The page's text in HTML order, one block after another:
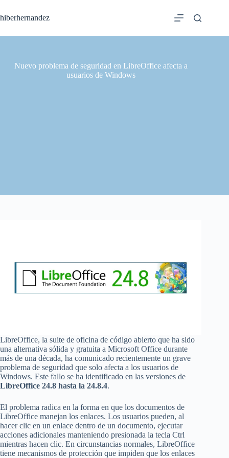
al
contenido
hiberhernandez
Nuevo problema de seguridad en LibreOffice afecta a
usuarios de Windows
LibreOffice, la suite de oficina de código abierto que ha sido
una alternativa sólida y gratuita a Microsoft Office durante
más de una década, ha comunicado recientemente un grave
problema de seguridad que solo afecta a los usuarios de
Windows. Este fallo se ha identificado en las versiones de
LibreOffice 24.8 hasta la 24.8.4.
El problema radica en la forma en que los documentos de
LibreOffice manejan los enlaces. Los usuarios pueden, al
hacer clic en un enlace dentro de un documento, ejecutar
acciones adicionales manteniendo presionada la tecla Ctrl
mientras hacen clic. En circunstancias normales, LibreOffice
tiene mecanismos de protección que impiden que los enlaces